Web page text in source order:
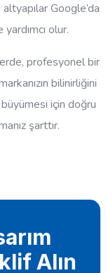
Google’da
olur.
profesyonel bir
bilinirliğini
için doğru
şarttır.
Alın